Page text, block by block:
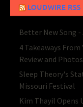
LOUDWIRE RSS
Better New Song -
4 Takeaways
Review and Photos
Sleep Theory's
Missouri Festival
Kim Thayil Opens